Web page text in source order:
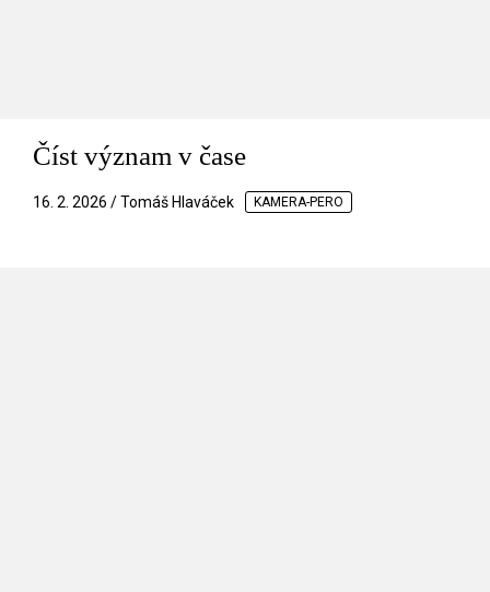
Číst význam v čase
16. 2. 2026 / Tomáš Hlaváček KAMERA-PERO